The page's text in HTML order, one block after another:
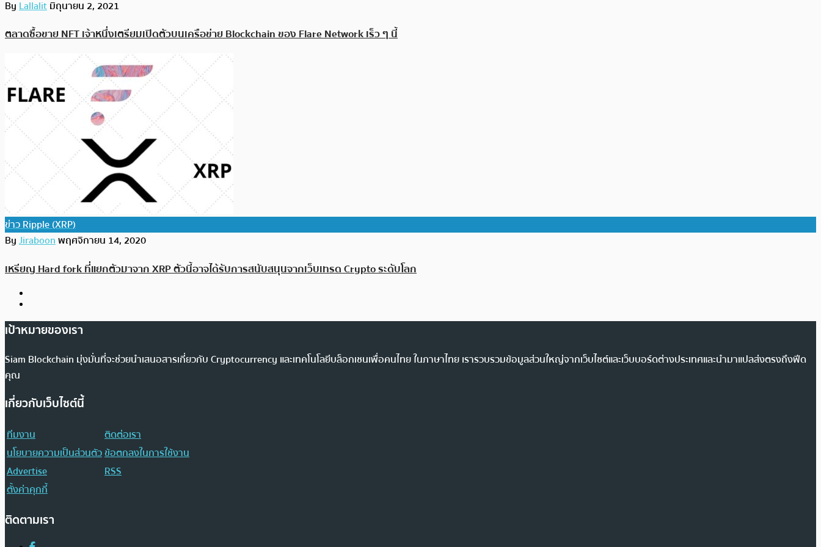
ByLallalitมิถุนายน 2, 2021
ตลาดซื้อขาย NFT เจ้าหนึ่งเตรียมเปิดตัวบนเครือข่าย Blockchain ของ Flare Network เร็ว ๆ นี้
ข่าว Ripple (XRP)
ByJiraboonพฤศจิกายน 14, 2020
เหรียญ Hard fork ที่แยกตัวมาจาก XRP ตัวนี้อาจได้รับการสนับสนุนจากเว็บเทรด Crypto ระดับโลก
เป้าหมายของเรา
Siam Blockchain มุ่งมั่นที่จะช่วยนำเสนอสารเกี่ยวกับ Cryptocurrency และเทคโนโลยีบล็อกเชนเพื่อคนไทย ในภาษาไทย เรารวบรวมข้อมูลส่วนใหญ่จากเว็บไซต์และเว็บบอร์ดต่างประเทศและนำมาแปลส่งตรงถึงฟีด
คุณ
เกี่ยวกับเว็บไซต์นี้
ทีมงาน
ติดต่อเรา
นโยบายความเป็นส่วนตัวข้อตกลงในการใช้งาน
Advertise
RSS
ตั้งค่าคุกกี้
ติดตามเรา